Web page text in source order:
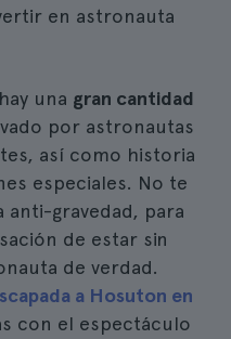
en astronauta
una gran cantidad
por astronautas
así como historia
especiales. No te
anti-gravedad, para
de estar sin
de verdad.
a Hosuton en
con el espectáculo